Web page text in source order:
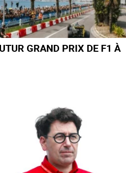
GRAND PRIX DE F1 À